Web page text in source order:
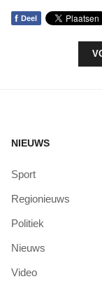
f Deel
NIEUWS
Sport
Regionieuws
Politiek
Nieuws
Video